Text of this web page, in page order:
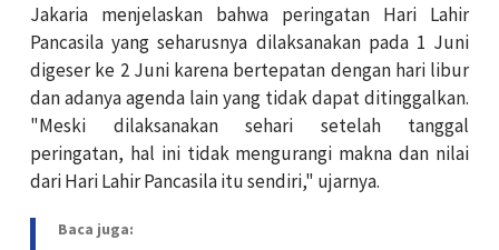
Jakaria menjelaskan bahwa peringatan Hari Lahir
Pancasila yang seharusnya dilaksanakan pada 1 Juni
digeser ke 2 Juni karena bertepatan dengan hari libur
dan adanya agenda lain yang tidak dapat ditinggalkan.
"Meski dilaksanakan sehari setelah tanggal
peringatan, hal ini tidak mengurangi makna dan nilai
dari Hari Lahir Pancasila itu sendiri," ujarnya.
Baca juga: